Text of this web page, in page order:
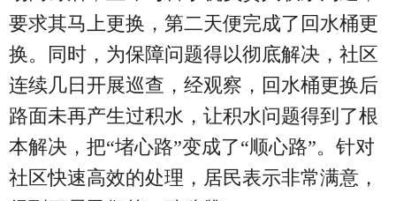
要求其马上更换，第二天便完成了回水桶更
换。同时，为保障问题得以彻底解决，社区
连续几日开展巡查，经观察，回水桶更换后
路面未再产生过积水，让积水问题得到了根
本解决，把“堵心路”变成了“顺心路”。针对
社区快速高效的处理，居民表示非常满意，